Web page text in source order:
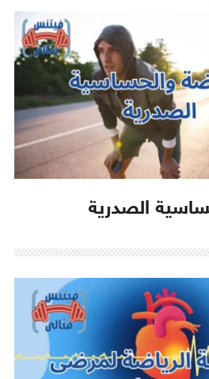
الصدرية